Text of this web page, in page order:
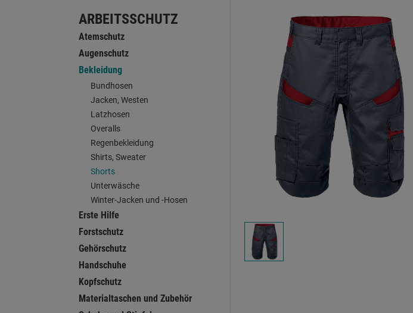
ARBEITSSCHUTZ
Atemschutz
Augenschutz
Bekleidung
Bundhosen
Jacken, Westen
Latzhosen
Overalls
Regenbekleidung
Shirts, Sweater
Shorts
Unterwäsche
Winter-Jacken und -Hosen
Erste Hilfe
Forstschutz
Gehörschutz
Handschuhe
Kopfschutz
Materialtaschen und Zubehör